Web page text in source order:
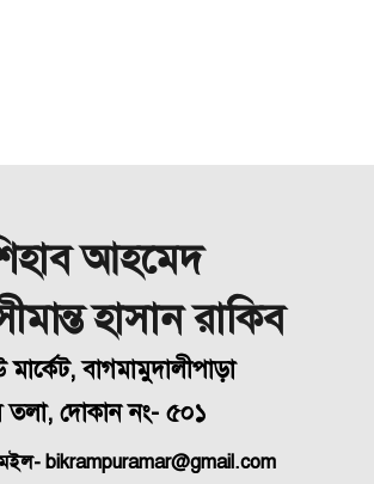
আহমেদ
হাসান রাকিব
মার্কেট, বাগমামুদালীপাড়া
তলা, দোকান নং- ৫০১
bikrampuramar@gmail.com